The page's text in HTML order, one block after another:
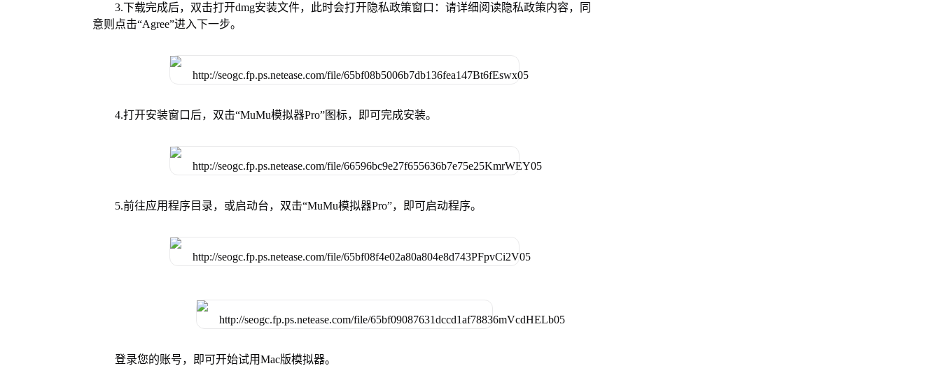
3.下载完成后，双击打开dmg安装文件，此时会打开隐私政策窗口：请详细阅读隐私政策内容，同
意则点击“Agree”进入下一步。
4.打开安装窗口后，双击“MuMu模拟器Pro”图标，即可完成安装。
5.前往应用程序目录，或启动台，双击“MuMu模拟器Pro”，即可启动程序。
登录您的账号，即可开始试用Mac版模拟器。